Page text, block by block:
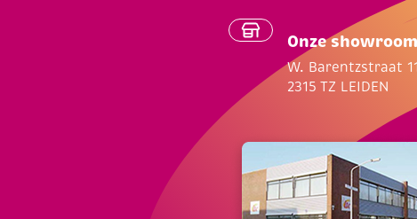
Onze showroom
W. Barentzstraat
2315 TZ LEIDEN